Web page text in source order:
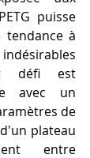
puisse
tendance à
défi est
avec un
de
plateau
entre